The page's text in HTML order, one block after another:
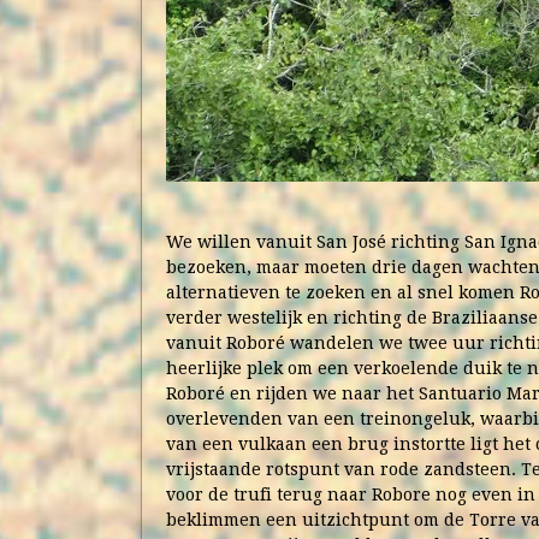
We willen vanuit San José richting San
bezoeken, maar moeten drie dagen
alternatieven te zoeken en al snel komen
verder westelijk en richting de Braziliaanse
vanuit Roboré wandelen we twee uur
heerlijke plek om een verkoelende duik te
Roboré en rijden we naar het Santuario
overlevenden van een treinongeluk,
van een vulkaan een brug instortte ligt het
vrijstaande rotspunt van rode zandsteen.
voor de trufi terug naar Robore nog even
beklimmen een uitzichtpunt om de Torre